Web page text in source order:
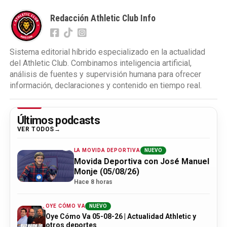
Redacción Athletic Club Info
Sistema editorial híbrido especializado en la actualidad
del Athletic Club. Combinamos inteligencia artificial,
análisis de fuentes y supervisión humana para ofrecer
información, declaraciones y contenido en tiempo real.
Últimos podcasts
VER TODOS
LA MOVIDA DEPORTIVA NUEVO
Movida Deportiva con José Manuel
Monje (05/08/26)
Hace 8 horas
OYE CÓMO VA NUEVO
Oye Cómo Va 05-08-26 | Actualidad Athletic y
otros deportes